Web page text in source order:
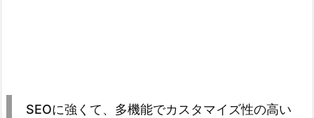
SEOに強くて、多機能でカスタマイズ性の高い